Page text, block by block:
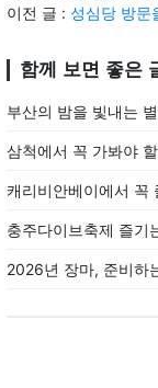
이전 글 : 성심당 방문
함께 보면 좋은
부산의 밤을 빛내는
삼척에서 꼭 가봐야
캐리비안베이에서 꼭
충주다이브축제 즐기
2026년 장마, 준비하